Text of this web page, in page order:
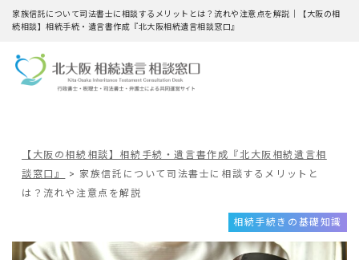
家族信託について司法書士に相談するメリットとは？流れや注意点を解説｜【大阪の相
続相談】相続手続・遺言書作成『北大阪相続遺言相談窓口』
【大阪の相続相談】相続手続・遺言書作成『北大阪相続遺言相
談窓口』
> 家族信託について司法書士に相談するメリットと
は？流れや注意点を解説
相続手続きの基礎知識